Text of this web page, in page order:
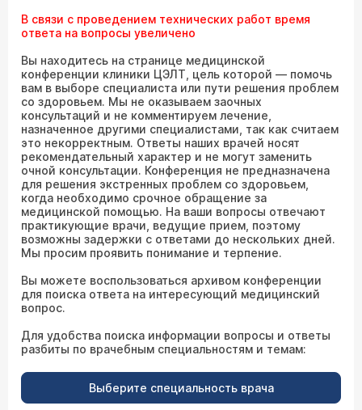
В связи с проведением технических работ время
ответа на вопросы увеличено
Вы находитесь на странице медицинской
конференции клиники ЦЭЛТ, цель которой — помочь
вам в выборе специалиста или пути решения проблем
со здоровьем. Мы не оказываем заочных
консультаций и не комментируем лечение,
назначенное другими специалистами, так как считаем
это некорректным. Ответы наших врачей носят
рекомендательный характер и не могут заменить
очной консультации. Конференция не предназначена
для решения экстренных проблем со здоровьем,
когда необходимо срочное обращение за
медицинской помощью. На ваши вопросы отвечают
практикующие врачи, ведущие прием, поэтому
возможны задержки с ответами до нескольких дней.
Мы просим проявить понимание и терпение.
Вы можете воспользоваться архивом конференции
для поиска ответа на интересующий медицинский
вопрос.
Для удобства поиска информации вопросы и ответы
разбиты по врачебным специальностям и темам:
Выберите специальность врача